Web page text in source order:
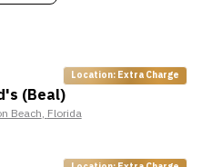
Location: Extra Charge
(Beal)
Beach,Florida